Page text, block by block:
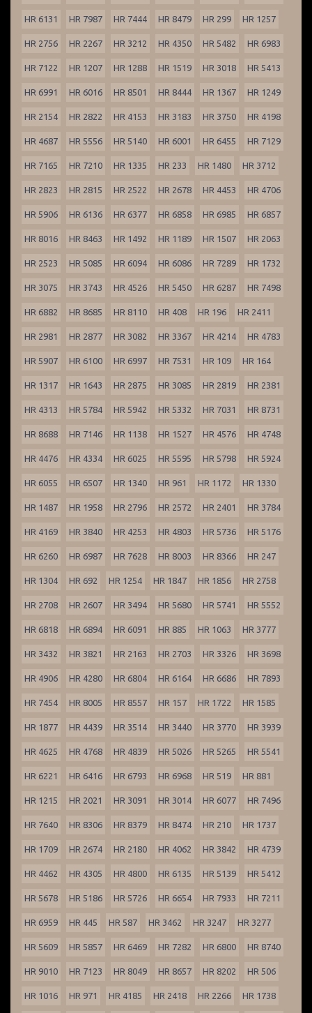
HR 6131 HR 7987 HR 7444 HR 8479 HR 299 HR 1257
HR 2756 HR 2267 HR 3212 HR 4350 HR 5482 HR 6983
HR 7122 HR 1207 HR 1288 HR 1519 HR 3018 HR 5413
HR 6991 HR 6016 HR 8501 HR 8444 HR 1367 HR 1249
HR 2154 HR 2822 HR 4153 HR 3183 HR 3750 HR 4198
HR 4687 HR 5556 HR 5140 HR 6001 HR 6455 HR 7129
HR 7165 HR 7210 HR 1335 HR 233 HR 1480 HR 3712
HR 2823 HR 2815 HR 2522 HR 2678 HR 4453 HR 4706
HR 5906 HR 6136 HR 6377 HR 6858 HR 6985 HR 6857
HR 8016 HR 8463 HR 1492 HR 1189 HR 1507 HR 2063
HR 2523 HR 5085 HR 6094 HR 6086 HR 7289 HR 1732
HR 3075 HR 3743 HR 4526 HR 5450 HR 6287 HR 7498
HR 6882 HR 8685 HR 8110 HR 408 HR 196 HR 2411
HR 2981 HR 2877 HR 3082 HR 3367 HR 4214 HR 4783
HR 5907 HR 6100 HR 6997 HR 7531 HR 109 HR 164
HR 1317 HR 1643 HR 2875 HR 3085 HR 2819 HR 2381
HR 4313 HR 5784 HR 5942 HR 5332 HR 7031 HR 8731
HR 8688 HR 7146 HR 1138 HR 1527 HR 4576 HR 4748
HR 4476 HR 4334 HR 6025 HR 5595 HR 5798 HR 5924
HR 6055 HR 6507 HR 1340 HR 961 HR 1172 HR 1330
HR 1487 HR 1958 HR 2796 HR 2572 HR 2401 HR 3784
HR 4169 HR 3840 HR 4253 HR 4803 HR 5736 HR 5176
HR 6260 HR 6987 HR 7628 HR 8003 HR 8366 HR 247
HR 1304 HR 692 HR 1254 HR 1847 HR 1856 HR 2758
HR 2708 HR 2607 HR 3494 HR 5680 HR 5741 HR 5552
HR 6818 HR 6894 HR 6091 HR 885 HR 1063 HR 3777
HR 3432 HR 3821 HR 2163 HR 2703 HR 3326 HR 3698
HR 4906 HR 4280 HR 6804 HR 6164 HR 6686 HR 7893
HR 7454 HR 8005 HR 8557 HR 157 HR 1722 HR 1585
HR 1877 HR 4439 HR 3514 HR 3440 HR 3770 HR 3939
HR 4625 HR 4768 HR 4839 HR 5026 HR 5265 HR 5541
HR 6221 HR 6416 HR 6793 HR 6968 HR 519 HR 881
HR 1215 HR 2021 HR 3091 HR 3014 HR 6077 HR 7496
HR 7640 HR 8306 HR 8379 HR 8474 HR 210 HR 1737
HR 1709 HR 2674 HR 2180 HR 4062 HR 3842 HR 4739
HR 4462 HR 4305 HR 4800 HR 6135 HR 5139 HR 5412
HR 5678 HR 5186 HR 5726 HR 6654 HR 7933 HR 7211
HR 6959 HR 445 HR 587 HR 3462 HR 3247 HR 3277
HR 5609 HR 5857 HR 6469 HR 7282 HR 6800 HR 8740
HR 9010 HR 7123 HR 8049 HR 8657 HR 8202 HR 506
HR 1016 HR 971 HR 4185 HR 2418 HR 2266 HR 1738